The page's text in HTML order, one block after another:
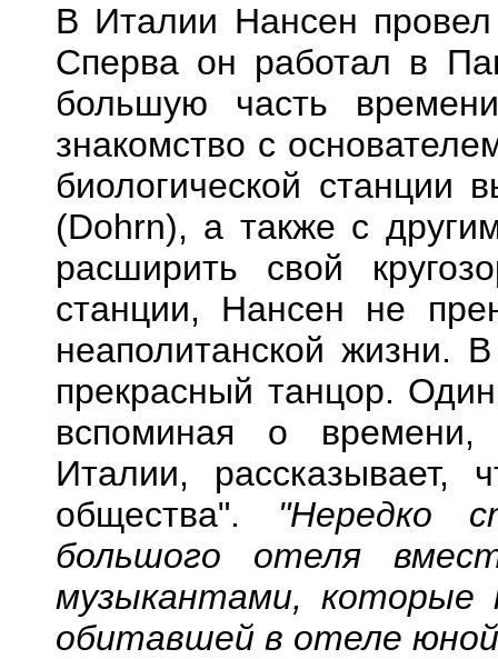
В Италии Нансен
Сперва он работал в
большую часть
знакомство с
биологической
(Dohrn), а также с
расширить свой
станции, Нансен не
неаполитанской жизни.
прекрасный танцор.
вспоминая о
Италии,
общества". "Нередко
большого отеля
музыкантами, которые
обитавшей в отеле юной